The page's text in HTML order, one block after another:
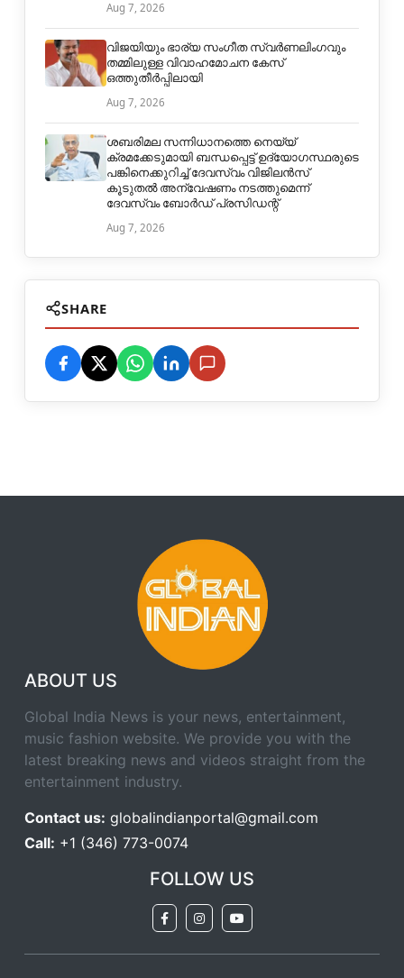
Aug 7, 2026
വിജയിയും ഭാര്യ സംഗീത സ്വര്‍ണലിംഗവും
തമ്മിലുള്ള വിവാഹമോചന കേസ്
ഒത്തുതീര്‍പ്പിലായി
Aug 7, 2026
ശബരിമല സന്നിധാനത്തെ നെയ്യ്
ക്രമക്കേടുമായി ബന്ധപ്പെട്ട് ഉദ്യോഗസ്ഥരുടെ
പങ്കിനെക്കുറിച്ച് ദേവസ്വം വിജിലൻസ്
കൂടുതൽ അന്വേഷണം നടത്തുമെന്ന്
ദേവസ്വം ബോർഡ് പ്രസിഡന്റ്
Aug 7, 2026
SHARE
ABOUT US
Global India News is your news, entertainment,
music fashion website. We provide you with the
latest breaking news and videos straight from the
entertainment industry.
Contact us: globalindianportal@gmail.com
Call: +1 (346) 773-0074
FOLLOW US